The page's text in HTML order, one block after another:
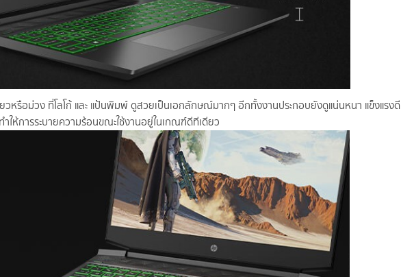
วหรือม่วง ที่โลโก้ และ แป้นพิมพ์ ดูสวยเป็นเอกลักษณ์มากๆ อีกทั้งงานประกอบยังดูแน่นหนา แข็งแรงดี
ให้การระบายความร้อนขณะใช้งานอยู่ในเกณฑ์ดีทีเดียว